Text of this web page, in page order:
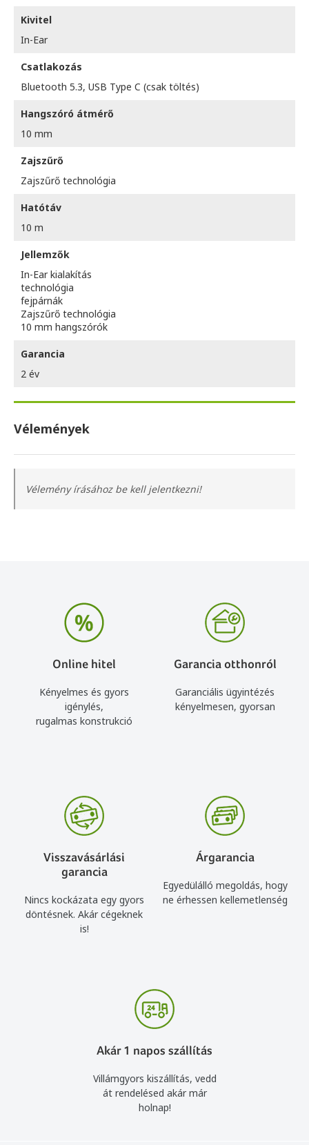
Kivitel
In-Ear
Csatlakozás
Bluetooth 5.3, USB Type C (csak töltés)
Hangszóró átmérő
10 mm
Zajszűrő
Zajszűrő technológia
Hatótáv
10 m
Jellemzők
In-Ear kialakítás
technológia
fejpárnák
Zajszűrő technológia
10 mm hangszórók
Garancia
2 év
Vélemények
Vélemény írásához be kell jelentkezni!
Online hitel
Kényelmes és gyors
igénylés,
rugalmas konstrukció
Garancia otthonról
Garanciális ügyintézés
kényelmesen, gyorsan
Visszavásárlási
garancia
Nincs kockázata egy gyors
döntésnek. Akár cégeknek
is!
Árgarancia
Egyedülálló megoldás, hogy
ne érhessen kellemetlenség
Akár 1 napos szállítás
Villámgyors kiszállítás, vedd
át rendelésed akár már
holnap!